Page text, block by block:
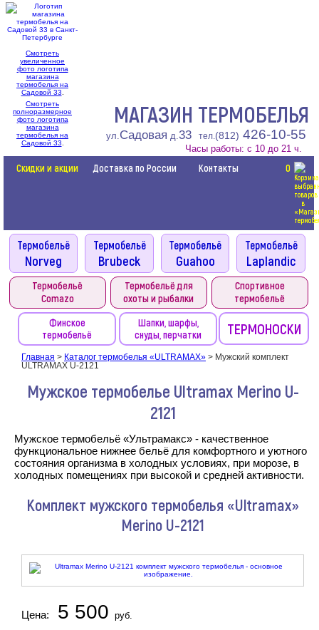
Смотреть
увеличенное
фото логотипа
магазина
термобелья на
Садовой 33
Смотреть
полноразмерное
фото логотипа
магазина
термобелья на
Садовой 33
МАГАЗИН ТЕРМОБЕЛЬЯ
тел. (812) 426-10-55
ул.Садовая д.33
Часы работы: с 10 до 21 ч.
Скидки и акции Доставка по России Контакты 0
Термобельё
Comazo
Термобельё для
охоты и рыбалки
Спортивное
термобельё
Финское
термобельё
Шапки, шарфы,
снуды, перчатки
ТЕРМОНОСКИ
Главная > Каталог термобелья «ULTRAMAX» > Мужский комплект
ULTRAMAX U-2121
Мужское термобелье Ultramax Merino U-
2121
Мужское термобельё «Ультрамакс» - качественное
функциональное нижнее бельё для комфортного и уютного
состояния организма в холодных условиях, при морозе, в
холодных помещениях при высокой и средней активности.
Комплект мужского термобелья «Ultramax»
Merino U-2121
Цена: 5 500 руб.
Термобельё
Norveg
Термобельё
Brubeck
Термобельё
Guahoo
Термобельё
Laplandic